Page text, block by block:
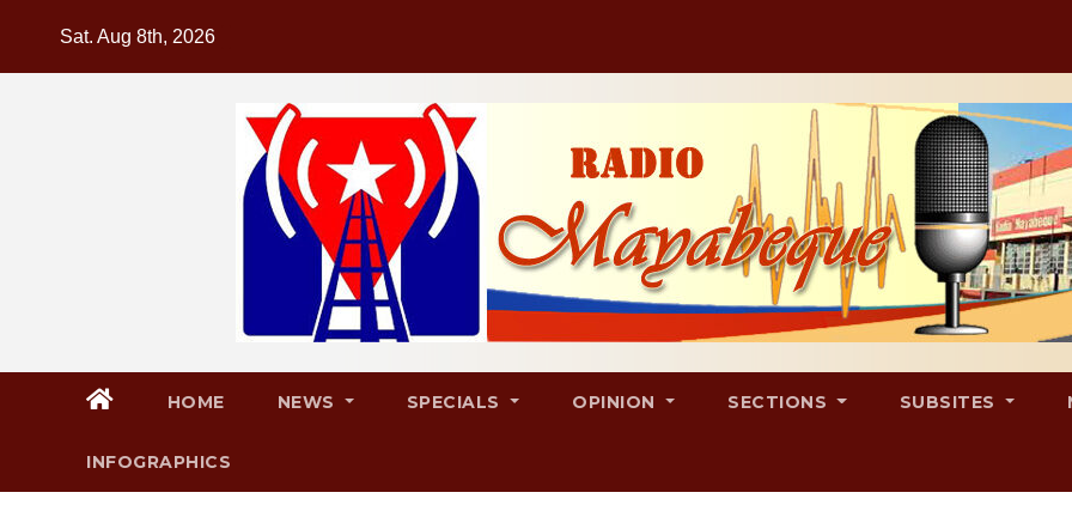
Sat. Aug 8th, 2026
HOME NEWS SPECIALS OPINION SECTIONS SUBSITES
INFOGRAPHICS